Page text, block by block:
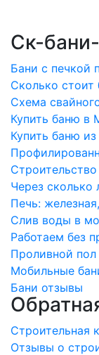
Ск-
Бани с печкой
Сколько стоит
Схема
Купить баню в
Купить баню
Через сколько
Печь:
Слив воды в
Работаем без
Проливной пол
Мобильные
Бани отзывы
Строительная
Отзывы о